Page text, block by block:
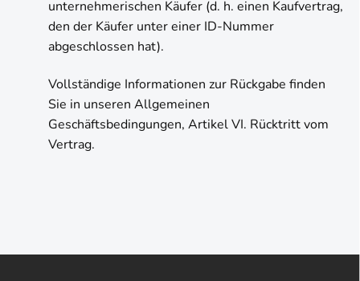
unternehmerischen Käufer (d. h. einen Kaufvertrag,
den der Käufer unter einer ID-Nummer
abgeschlossen hat).
Vollständige Informationen zur Rückgabe finden
Sie in unseren Allgemeinen
Geschäftsbedingungen, Artikel VI. Rücktritt vom
Vertrag.